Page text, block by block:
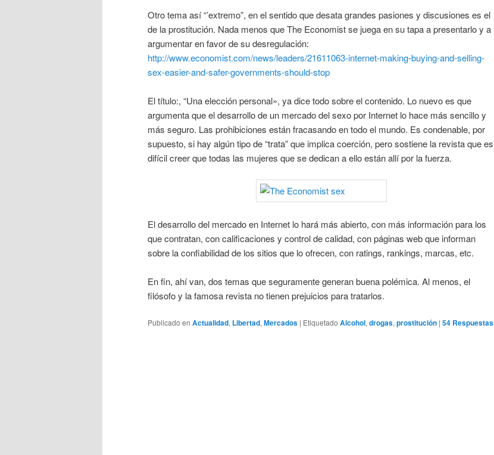
Otro tema así “’extremo”, en el sentido que desata grandes pasiones y discusiones es el
de la prostitución. Nada menos que The Economist se juega en su tapa a presentarlo y a
argumentar en favor de su desregulación:
http://www.economist.com/news/leaders/21611063-internet-making-buying-and-selling-
sex-easier-and-safer-governments-should-stop
El título:, “Una elección personal», ya dice todo sobre el contenido. Lo nuevo es que
argumenta que el desarrollo de un mercado del sexo por Internet lo hace más sencillo y
más seguro. Las prohibiciones están fracasando en todo el mundo. Es condenable, por
supuesto, si hay algún tipo de “trata” que implica coerción, pero sostiene la revista que es
difícil creer que todas las mujeres que se dedican a ello están allí por la fuerza.
El desarrollo del mercado en Internet lo hará más abierto, con más información para los
que contratan, con calificaciones y control de calidad, con páginas web que informan
sobre la confiabilidad de los sitios que lo ofrecen, con ratings, rankings, marcas, etc.
En fin, ahí van, dos temas que seguramente generan buena polémica. Al menos, el
filósofo y la famosa revista no tienen prejuicios para tratarlos.
Publicado en Actualidad, Libertad,Mercados | Etiquetado Alcohol,drogas,prostitución | 54 Respuestas